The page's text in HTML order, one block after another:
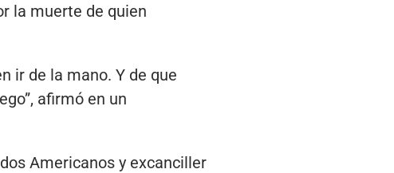
la muerte de quien
ir de la mano. Y de que
afirmó en un
Americanos y excanciller